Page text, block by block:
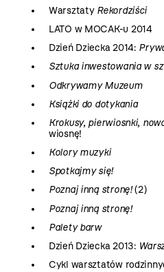
Warsztaty Rekordziści
LATO w MOCAK-u 2014
Dzień Dziecka 2014:
Sztuka inwestowania w
Odkrywamy Muzeum
Książki do dotykania
Krokusy, pierwiosnki,
wiosnę!
Kolory muzyki
Spotkajmy się!
Poznaj inną stronę!(2)
Poznaj inną stronę!
Palety barw
Dzień Dziecka 2013:
Cykl warsztatów